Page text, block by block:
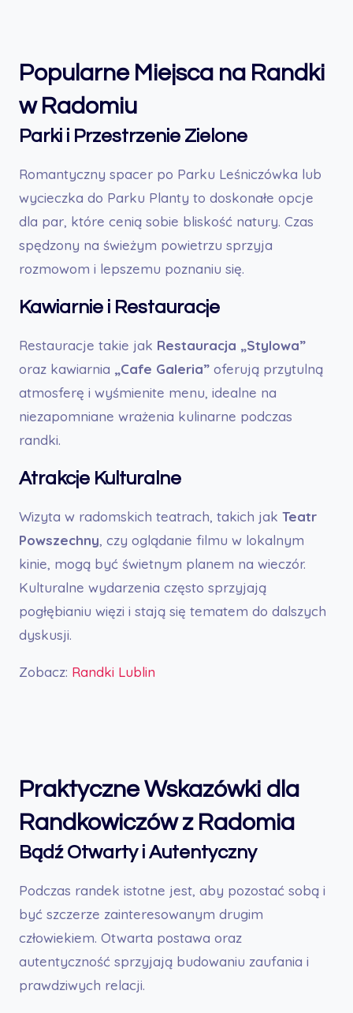
Popularne Miejsca na Randki
w Radomiu
Parki i Przestrzenie Zielone
Romantyczny spacer po Parku Leśniczówka lub
wycieczka do Parku Planty to doskonałe opcje
dla par, które cenią sobie bliskość natury. Czas
spędzony na świeżym powietrzu sprzyja
rozmowom i lepszemu poznaniu się.
Kawiarnie i Restauracje
Restauracje takie jak Restauracja „Stylowa”
oraz kawiarnia „Cafe Galeria” oferują przytulną
atmosferę i wyśmienite menu, idealne na
niezapomniane wrażenia kulinarne podczas
randki.
Atrakcje Kulturalne
Wizyta w radomskich teatrach, takich jak Teatr
Powszechny, czy oglądanie filmu w lokalnym
kinie, mogą być świetnym planem na wieczór.
Kulturalne wydarzenia często sprzyjają
pogłębianiu więzi i stają się tematem do dalszych
dyskusji.
Zobacz: Randki Lublin
Praktyczne Wskazówki dla
Randkowiczów z Radomia
Bądź Otwarty i Autentyczny
Podczas randek istotne jest, aby pozostać sobą i
być szczerze zainteresowanym drugim
człowiekiem. Otwarta postawa oraz
autentyczność sprzyjają budowaniu zaufania i
prawdziwych relacji.